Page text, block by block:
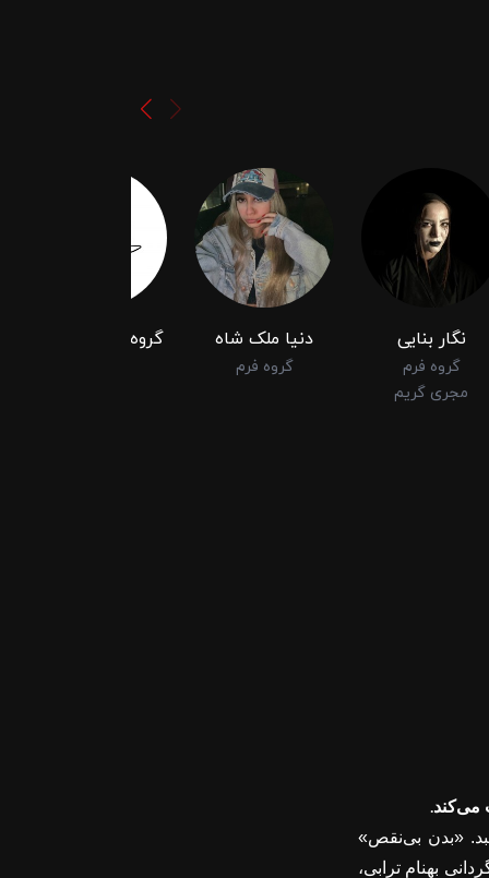
نگار بنایی
گروه فرم
مجری گریم
دنیا ملک شاه
گروه فرم
گروه ‌نمایش ملویل
می‌کند.
«بدن بی‌نقص»
بهنام ترابی،